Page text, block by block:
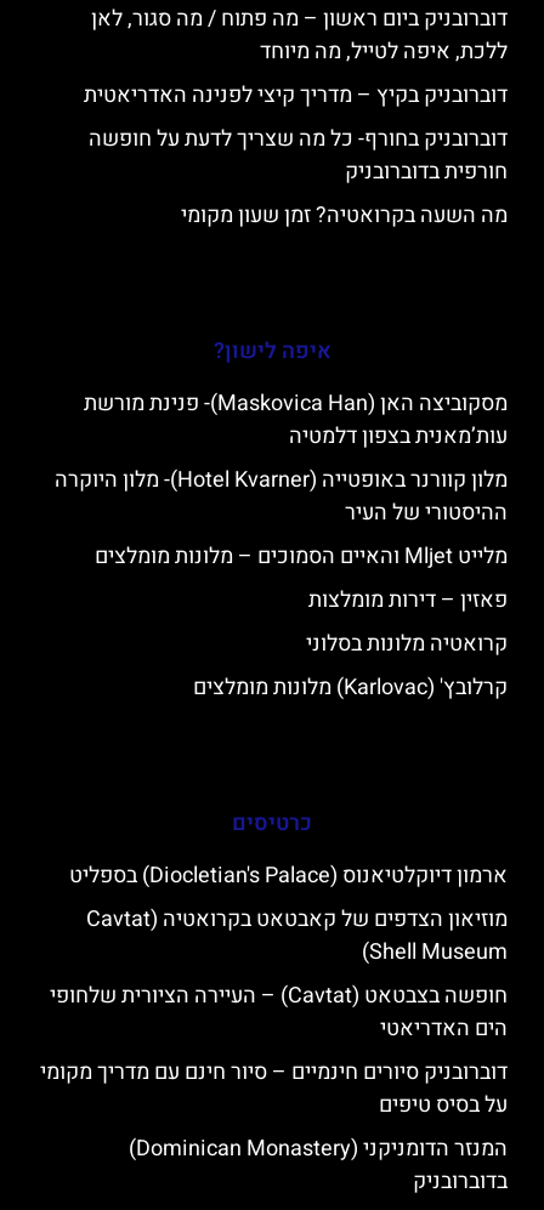
דוברובניק ביום ראשון – מה פתוח / מה סגור, לאן
ללכת, איפה לטייל, מה מיוחד
דוברובניק בקיץ – מדריך קיצי לפנינה האדריאטית
דוברובניק בחורף- כל מה שצריך לדעת על חופשה
חורפית בדוברובניק
מה השעה בקרואטיה? זמן שעון מקומי
איפה לישון?
מסקוביצה האן (Maskovica Han)- פנינת מורשת
עות’מאנית בצפון דלמטיה
מלון קוורנר באופטייה (Hotel Kvarner)- מלון היוקרה
ההיסטורי של העיר
מלייט Mljet והאיים הסמוכים – מלונות מומלצים
פאזין – דירות מומלצות
קרואטיה מלונות בסלוני
קרלובץ' (Karlovac) מלונות מומלצים
כרטיסים
ארמון דיוקלטיאנוס (Diocletian's Palace) בספליט
מוזיאון הצדפים של קאבטאט בקרואטיה (Cavtat
Shell Museum)
חופשה בצבטאט (Cavtat) – העיירה הציורית שלחופי
הים האדריאטי
דוברובניק סיורים חינמיים – סיור חינם עם מדריך מקומי
על בסיס טיפים
המנזר הדומניקני (Dominican Monastery)
בדוברובניק